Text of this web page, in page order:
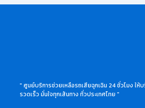
" ศูนย์บริการช่วยเหลือรถเสียฉุกเฉิน 24 ชั่วโมง ให้
รวดเร็ว มั่นใจทุกเส้นทาง ทั่วประเทศไทย "